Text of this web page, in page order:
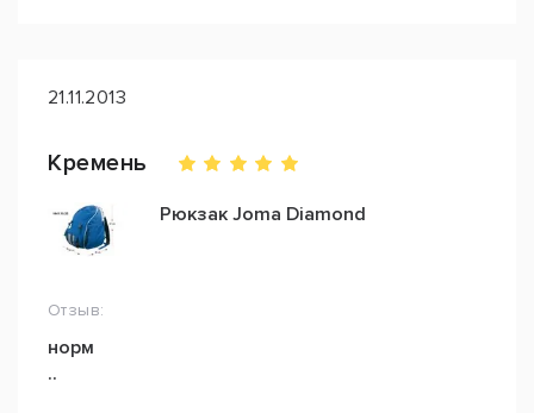
21.11.2013
Кремень
Рюкзак Joma Diamond
Отзыв:
норм
..